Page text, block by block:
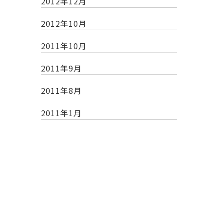
2012年10月
2011年10月
2011年9月
2011年8月
2011年1月